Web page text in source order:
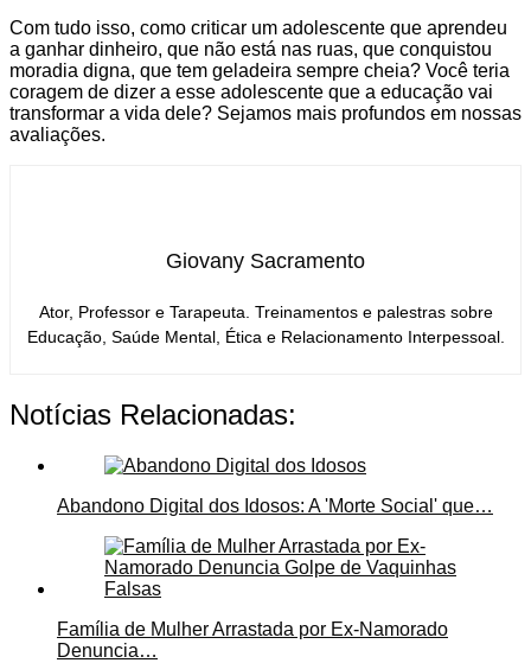
Com tudo isso, como criticar um adolescente que aprendeu
a ganhar dinheiro, que não está nas ruas, que conquistou
moradia digna, que tem geladeira sempre cheia? Você teria
coragem de dizer a esse adolescente que a educação vai
transformar a vida dele? Sejamos mais profundos em nossas
avaliações.
Giovany Sacramento
Ator, Professor e Tarapeuta. Treinamentos e palestras sobre
Educação, Saúde Mental, Ética e Relacionamento Interpessoal.
Notícias Relacionadas:
Abandono Digital dos Idosos: A 'Morte Social' que…
Família de Mulher Arrastada por Ex-Namorado
Denuncia…